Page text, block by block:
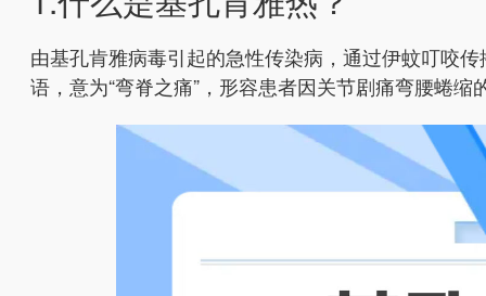
由基孔肯雅病毒引起的急性传染病，通过伊蚊叮咬
语，意为“弯脊之痛”，形容患者因关节剧痛弯腰蜷缩